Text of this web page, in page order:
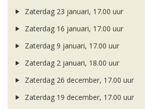
Zaterdag 23 januari, 17.00 uur
Zaterdag 16 januari, 17.00 uur
Zaterdag 9 januari, 17.00 uur
Zaterdag 2 januari, 18.00 uur
Zaterdag 26 december, 17.00 uur
Zaterdag 19 december, 17.00 uur